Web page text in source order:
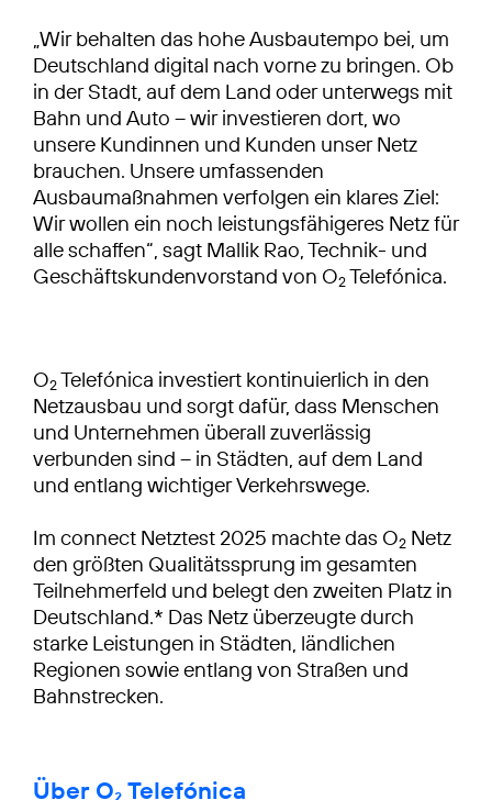
„Wir behalten das hohe Ausbautempo bei, um
Deutschland digital nach vorne zu bringen. Ob
in der Stadt, auf dem Land oder unterwegs mit
Bahn und Auto – wir investieren dort, wo
unsere Kundinnen und Kunden unser Netz
brauchen. Unsere umfassenden
Ausbaumaßnahmen verfolgen ein klares Ziel:
Wir wollen ein noch leistungsfähigeres Netz für
alle schaffen“, sagt Mallik Rao, Technik- und
Geschäftskundenvorstand von O2Telefónica.
O2Telefónica investiert kontinuierlich in den
Netzausbau und sorgt dafür, dass Menschen
und Unternehmen überall zuverlässig
verbunden sind – in Städten, auf dem Land
und entlang wichtiger Verkehrswege.
Im connect Netztest 2025 machte das O2 Netz
den größten Qualitätssprung im gesamten
Teilnehmerfeld und belegt den zweiten Platz in
Deutschland.* Das Netz überzeugte durch
starke Leistungen in Städten, ländlichen
Regionen sowie entlang von Straßen und
Bahnstrecken.
Über O₂ Telefónica